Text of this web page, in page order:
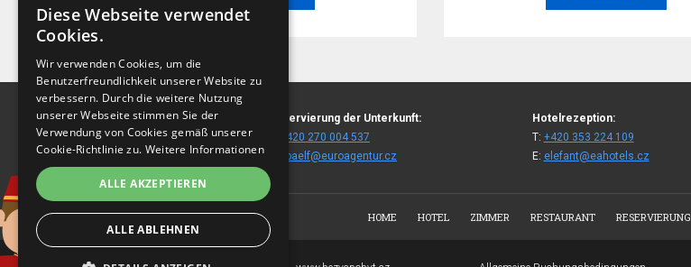
Der beste Preis nur wenn Sie auf diesen Web-
Seiten reservieren!
PREIS UND VERFÜGBARKEIT
Stará Louka 30
360 01 Karlovy Vary
( landkarte
Reservierung der Unterkunft:
+420 270 004 537
spaelf@euroagentur.cz
Hotelrezeption:
T: +420 353 224 109
E: elefant@eahotels.cz
HOME HOTEL ZIMMER RESTAURANT RESERVIERUNG
CZECH
GERMAN
Diese Webseite verwendet
Cookies.
Wir verwenden Cookies, um die
Benutzerfreundlichkeit unserer Website zu
verbessern. Durch die weitere Nutzung
unserer Webseite stimmen Sie der
Verwendung von Cookies gemäß unserer
Cookie-Richtlinie zu. Weitere Informationen
ALLE AKZEPTIEREN
ALLE ABLEHNEN